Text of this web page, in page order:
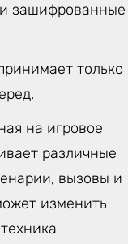
зашифрованные
только
на игровое
различные
вызовы и
изменить